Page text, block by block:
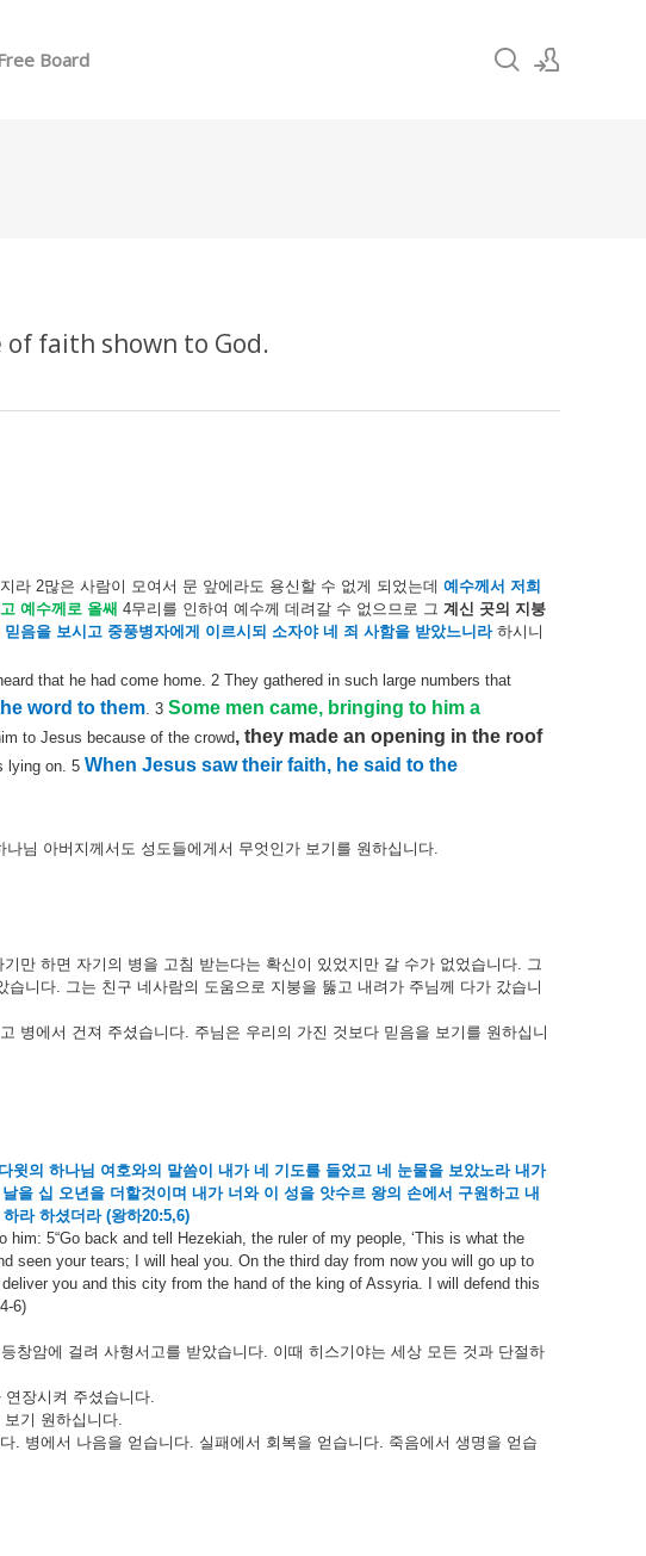
Board
of faith shown to God.
라 2많은 사람이 모여서 문 앞에라도 용신할 수 없게 되었는데 예수께서 저희
예수께로 올쌔 4무리를 인하여 예수께 데려갈 수 없으므로 그 계신 곳의 지붕
믿음을 보시고 중풍병자에게 이르시되 소자야 네 죄 사함을 받았느니라 하시니
that he had come home. 2 They gathered in such large numbers that
word to them. 3 Some men came, bringing to him a
to Jesus because of the crowd, they made an opening in the roof
lying on. 5 When Jesus saw their faith, he said to the
나님 아버지께서도 성도들에게서 무엇인가 보기를 원하십니다.
기만 하면 자기의 병을 고침 받는다는 확신이 있었지만 갈 수가 없었습니다. 그
습니다. 그는 친구 네사람의 도움으로 지붕을 뚫고 내려가 주님께 다가 갔습니
병에서 건져 주셨습니다. 주님은 우리의 가진 것보다 믿음을 보기를 원하십니
다윗의 하나님 여호와의 말씀이 내가 네 기도를 들었고 네 눈물을 보았노라 내가
날을 십 오년을 더할것이며 내가 너와 이 성을 앗수르 왕의 손에서 구원하고 내
하라 하셨더라(왕하20:5,6)
5“Go back and tell Hezekiah, the ruler of my people, ‘This is what the
seen your tears; I will heal you. On the third day from now you will go up to
you and this city from the hand of the king of Assyria. I will defend this
6)
등창암에 걸려 사형서고를 받았습니다. 이때 히스기야는 세상 모든 것과 단절하
연장시켜 주셨습니다.
보기 원하십니다.
. 병에서 나음을 얻습니다. 실패에서 회복을 얻습니다. 죽음에서 생명을 얻습